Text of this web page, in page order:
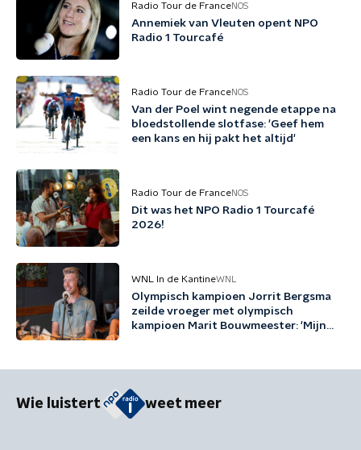
Radio Tour de FranceNOS
Annemiek van Vleuten opent NPO
Radio 1 Tourcafé
Radio Tour de FranceNOS
Van der Poel wint negende etappe na
bloedstollende slotfase: 'Geef hem
een kans en hij pakt het altijd'
Radio Tour de FranceNOS
Dit was het NPO Radio 1 Tourcafé
2026!
WNL In de KantineWNL
Olympisch kampioen Jorrit Bergsma
zeilde vroeger met olympisch
kampioen Marit Bouwmeester: 'Mijn
Wie luistert weet meer